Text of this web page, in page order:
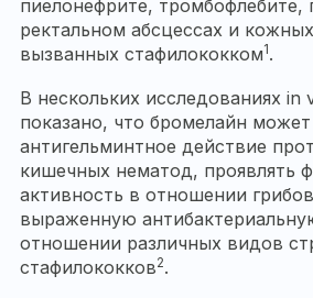
пиелонефрите, тромбофлебите,
ректальном абсцессах и
вызванных стафилококком1.
В нескольких исследованиях in
показано, что бромелайн
антигельминтное действие
кишечных нематод, проявлять
активность в отношении
выраженную
отношении различных видов
стафилококков2.